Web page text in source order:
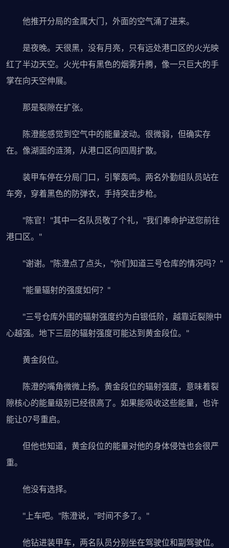
他推开分局的金属大门，外面的空气涌了进来。
是夜晚。天很黑，没有月亮，只有远处港口区的火光映
红了半边天空。火光中有黑色的烟雾升腾，像一只巨大的手
掌在向天空伸展。
那是裂隙在扩张。
陈澄能感觉到空气中的能量波动。很微弱，但确实存
在。像湖面的涟漪，从港口区向四周扩散。
装甲车停在分局门口，引擎轰鸣。两名外勤组队员站在
车旁，穿着黑色的防弹衣，手持突击步枪。
"陈官！"其中一名队员敬了个礼，"我们奉命护送您前往
港口区。"
"谢谢。"陈澄点了点头，"你们知道三号仓库的情况吗？"
"能量辐射的强度如何？"
"三号仓库外围的辐射强度约为白银低阶，越靠近裂隙中
心越强。地下三层的辐射强度可能达到黄金段位。"
黄金段位。
陈澄的嘴角微微上扬。黄金段位的辐射强度，意味着裂
隙核心的能量级别已经很高了。如果能吸收这些能量，也许
能让07号重启。
但他也知道，黄金段位的能量对他的身体侵蚀也会很严
重。
他没有选择。
"上车吧。"陈澄说，"时间不多了。"
他钻进装甲车，两名队员分别坐在驾驶位和副驾驶位。